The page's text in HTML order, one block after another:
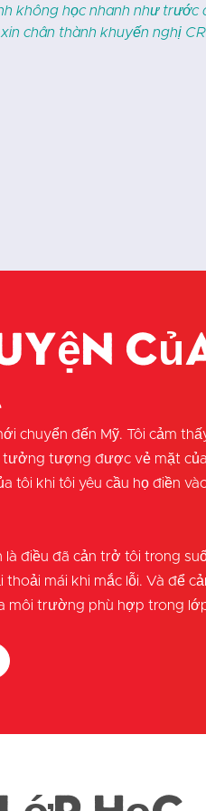
tập trở nên thú vị… con
còn thực sự quan tâm
chuyển đến Mỹ. Tôi cảm
tưởng tượng được vẻ mặt
tôi khi tôi yêu cầu họ điền
là điều đã cản trở tôi trong
thoải mái khi mắc lỗi. Và để
môi trường phù hợp trong